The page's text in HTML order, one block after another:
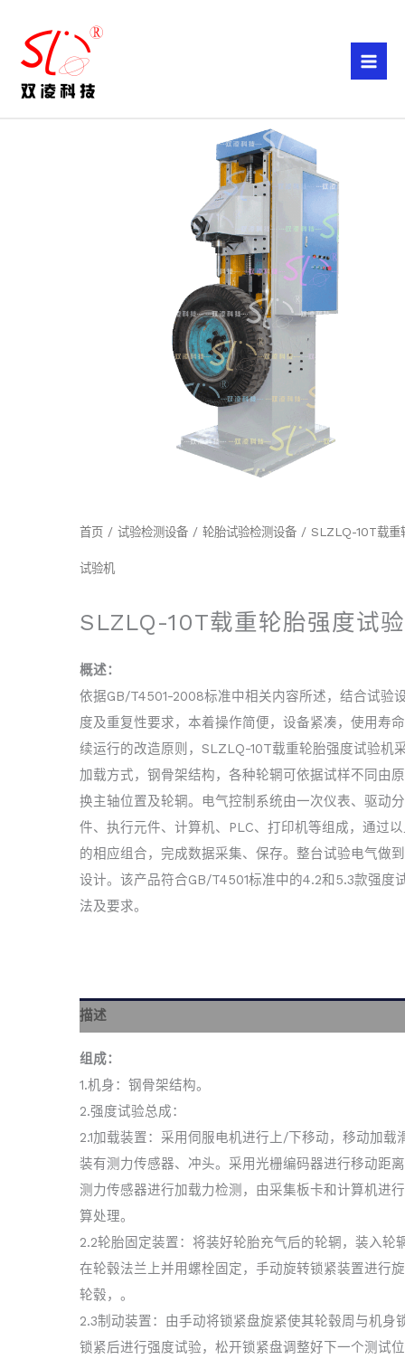
首页 / 试验检测设备 / 轮胎试验检测设备 / SLZLQ-10T载重
试验机
SLZLQ-10T载重轮胎强度试
概述：
依据GB/T4501-2008标准中相关内容所述，结合试验
度及重复性要求，本着操作简便，设备紧凑，使用寿
续运行的改造原则，SLZLQ-10T载重轮胎强度试验机
加载方式，钢骨架结构，各种轮辋可依据试样不同由
换主轴位置及轮辋。电气控制系统由一次仪表、驱动
件、执行元件、计算机、PLC、打印机等组成，通过
的相应组合，完成数据采集、保存。整台试验电气做
设计。该产品符合GB/T4501标准中的4.2和5.3款强度
法及要求。
描述
组成：
1.机身：钢骨架结构。
2.强度试验总成：
2.1加载装置：采用伺服电机进行上/下移动，移动加载
装有测力传感器、冲头。采用光栅编码器进行移动距
测力传感器进行加载力检测，由采集板卡和计算机进
算处理。
2.2轮胎固定装置：将装好轮胎充气后的轮辋，装入轮
在轮毂法兰上并用螺栓固定，手动旋转锁紧装置进行
轮毂，。
2.3制动装置：由手动将锁紧盘旋紧使其轮毂周与机身
锁紧后进行强度试验，松开锁紧盘调整好下一个测试